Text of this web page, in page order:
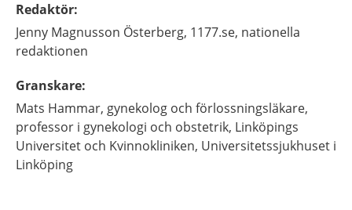
Redaktör:
Jenny Magnusson Österberg, 1177.se, nationella
redaktionen
Granskare:
Mats Hammar, gynekolog och förlossningsläkare,
professor i gynekologi och obstetrik, Linköpings
Universitet och Kvinnokliniken, Universitetssjukhuset i
Linköping